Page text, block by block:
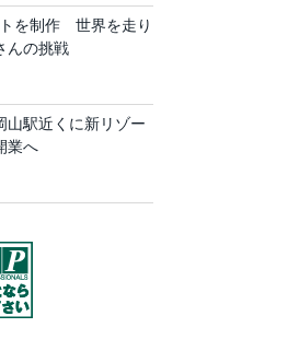
を制作 世界を走り
んの挑戦
山駅近くに新リゾー
業へ